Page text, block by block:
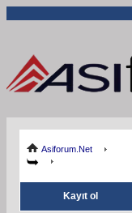
Asiforum.Net
Kayıt ol